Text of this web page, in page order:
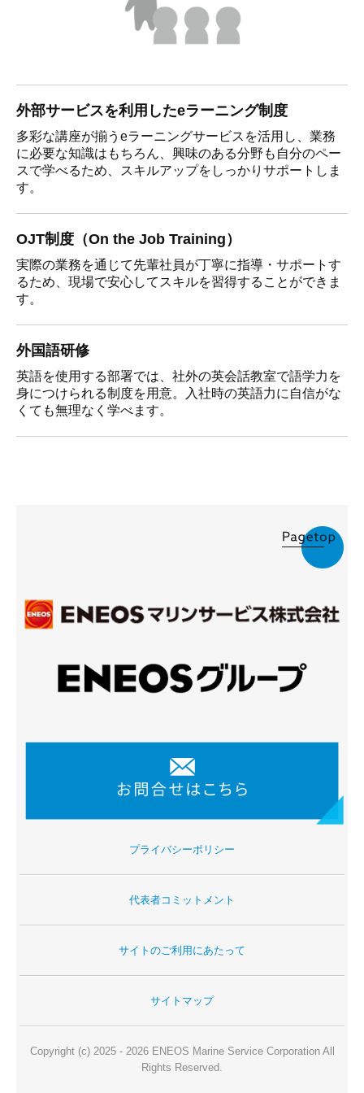
外部サービスを利用したeラーニング制度
多彩な講座が揃うeラーニングサービスを活用し、業務
に必要な知識はもちろん、興味のある分野も自分のペー
スで学べるため、スキルアップをしっかりサポートしま
す。
OJT制度（On the Job Training）
実際の業務を通じて先輩社員が丁寧に指導・サポートす
るため、現場で安心してスキルを習得することができま
す。
外国語研修
英語を使用する部署では、社外の英会話教室で語学力を
身につけられる制度を用意。入社時の英語力に自信がな
くても無理なく学べます。
プライバシーポリシー
代表者コミットメント
サイトのご利用にあたって
サイトマップ
Copyright (c) 2025 - 2026 ENEOS Marine Service Corporation All
Rights Reserved.